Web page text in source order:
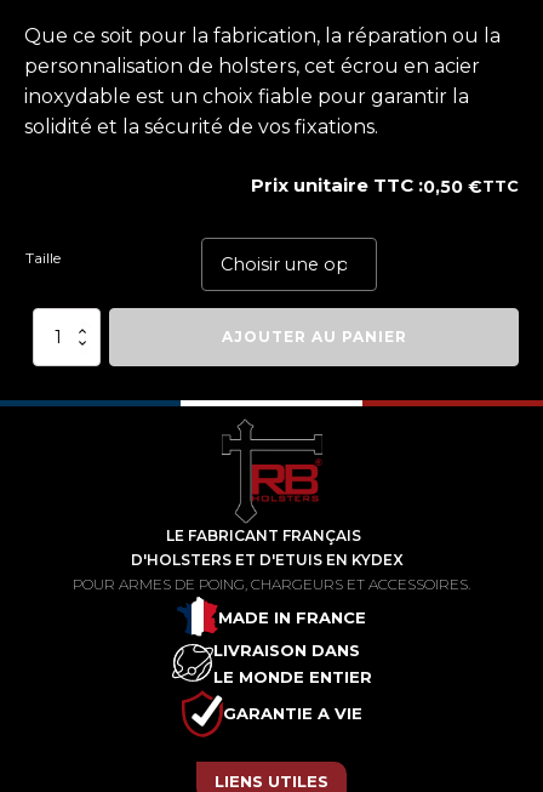
Que ce soit pour la fabrication, la réparation ou la
personnalisation de holsters, cet écrou en acier
inoxydable est un choix fiable pour garantir la
solidité et la sécurité de vos fixations.
Prix unitaire TTC :0,50 €TTC
Taille
quantité
Ecrou
AJOUTER AU PANIER
LE FABRICANT FRANÇAIS
D'HOLSTERS ET D'ETUIS EN KYDEX
POUR ARMES DE POING, CHARGEURS ET ACCESSOIRES.
MADE IN FRANCE
LIVRAISON DANS
LE MONDE ENTIER
GARANTIE A VIE
LIENS UTILES